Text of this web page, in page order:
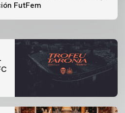
FutFemCF 7/8/2026